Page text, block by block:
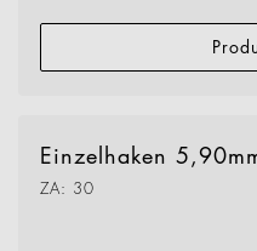
Einzelhaken
ZA: 30